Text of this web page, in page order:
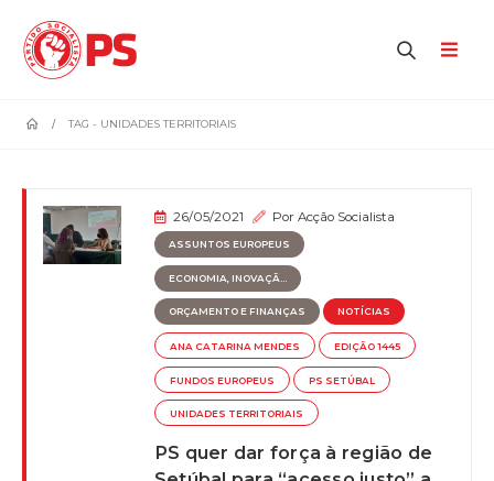
TAG - UNIDADES TERRITORIAIS
26/05/2021 PorAcção Socialista
ASSUNTOS EUROPEUS
ECONOMIA, INOVAÇÃ...
ORÇAMENTO E FINANÇAS NOTÍCIAS
ANA CATARINA MENDES EDIÇÃO 1445
FUNDOS EUROPEUS PS SETÚBAL
UNIDADES TERRITORIAIS
PS quer dar força à região de